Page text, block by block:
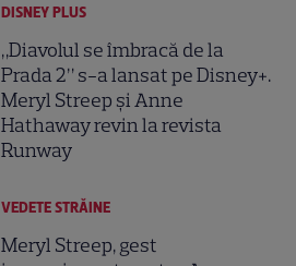
DISNEY PLUS
„Diavolul se îmbracă de la
Prada 2” s-a lansat pe Disney+.
Meryl Streep și Anne
Hathaway revin la revista
Runway
VEDETE STRĂINE
Meryl Streep, gest